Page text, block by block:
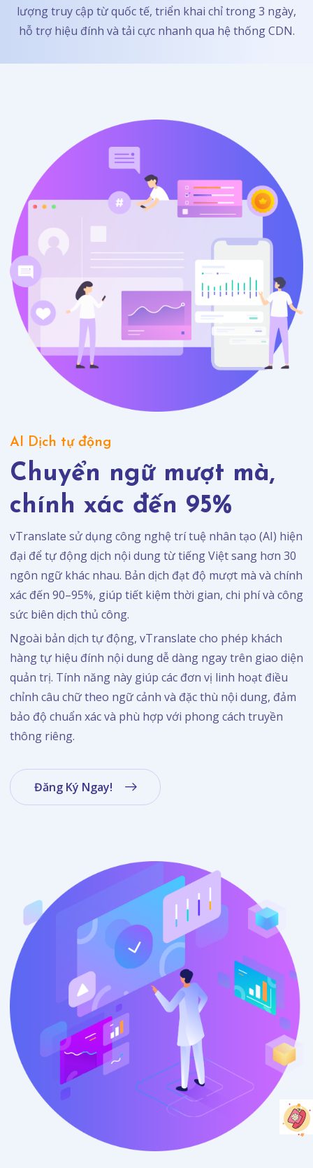
lượng truy cập từ quốc tế, triển khai chỉ trong 3 ngày,
hỗ trợ hiệu đính và tải cực nhanh qua hệ thống CDN.
AI Dịch tự động
Chuyển ngữ mượt mà,
chính xác đến 95%
vTranslate sử dụng công nghệ trí tuệ nhân tạo (AI) hiện
đại để tự động dịch nội dung từ tiếng Việt sang hơn 30
ngôn ngữ khác nhau. Bản dịch đạt độ mượt mà và chính
xác đến 90–95%, giúp tiết kiệm thời gian, chi phí và công
sức biên dịch thủ công.
Ngoài bản dịch tự động, vTranslate cho phép khách
hàng tự hiệu đính nội dung dễ dàng ngay trên giao diện
quản trị. Tính năng này giúp các đơn vị linh hoạt điều
chỉnh câu chữ theo ngữ cảnh và đặc thù nội dung, đảm
bảo độ chuẩn xác và phù hợp với phong cách truyền
thông riêng.
Đăng Ký Ngay!